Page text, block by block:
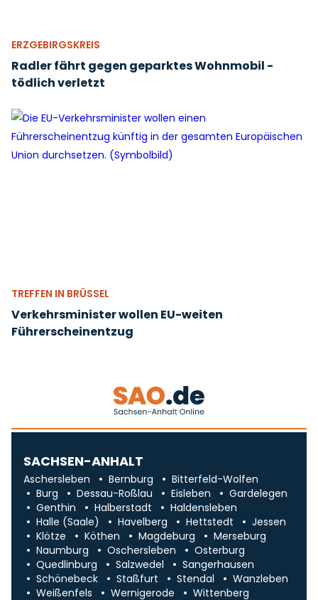
ERZGEBIRGSKREIS
Radler fährt gegen geparktes Wohnmobil -
tödlich verletzt
TREFFEN IN BRÜSSEL
Verkehrsminister wollen EU-weiten
Führerscheinentzug
SACHSEN-ANHALT
Aschersleben Bernburg
Bitterfeld-Wolfen
Burg
Dessau-Roßlau Eisleben
Gardelegen
Genthin
Halberstadt
Haldensleben
Halle (Saale)
Havelberg Hettstedt
Jessen
Klötze
Köthen Magdeburg
Merseburg
Naumburg
Oschersleben
Osterburg
Quedlinburg
Salzwedel
Sangerhausen
Schönebeck
Staßfurt Stendal
Wanzleben
Weißenfels
Wernigerode Wittenberg